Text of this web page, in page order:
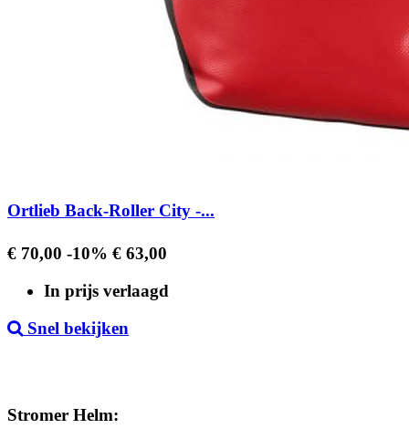
Ortlieb Back-Roller City -...
Regular
€ 70,00 -10% Prijs
€ 63,00
In prijs verlaagd
Snel bekijken
Stromer Helm: